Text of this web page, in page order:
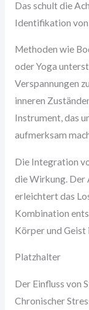
Das schult die
Identifikation von
Methoden wie
oder Yoga
Verspannungen
inneren
Instrument, das
aufmerksam
Die Integration
die Wirkung. Der
erleichtert das
Kombination
Körper und Geist
Platzhalter
Der Einfluss von
Chronischer